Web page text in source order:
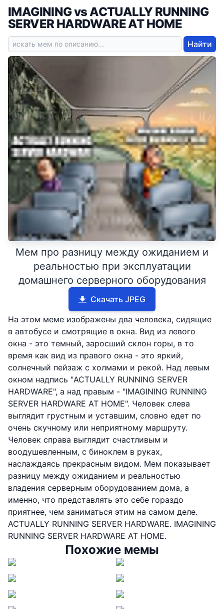
IMAGINING vs ACTUALLY RUNNING
SERVER HARDWARE AT HOME
Найти
Мем про разницу между ожиданием и
реальностью при эксплуатации
домашнего серверного оборудования
Скачать JPEG
На этом меме изображены два человека, сидящие
в автобусе и смотрящие в окна. Вид из левого
окна - это темный, заросший склон горы, в то
время как вид из правого окна - это яркий,
солнечный пейзаж с холмами и рекой. Над левым
окном надпись "ACTUALLY RUNNING SERVER
HARDWARE", а над правым - "IMAGINING RUNNING
SERVER HARDWARE AT HOME". Человек слева
выглядит грустным и уставшим, словно едет по
очень скучному или неприятному маршруту.
Человек справа выглядит счастливым и
воодушевленным, с биноклем в руках,
наслаждаясь прекрасным видом. Мем показывает
разницу между ожиданием и реальностью
владения серверным оборудованием дома, а
именно, что представлять это себе гораздо
приятнее, чем заниматься этим на самом деле.
ACTUALLY RUNNING SERVER HARDWARE. IMAGINING
RUNNING SERVER HARDWARE AT HOME.
Похожие мемы